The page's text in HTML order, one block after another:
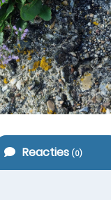
Reacties(0)